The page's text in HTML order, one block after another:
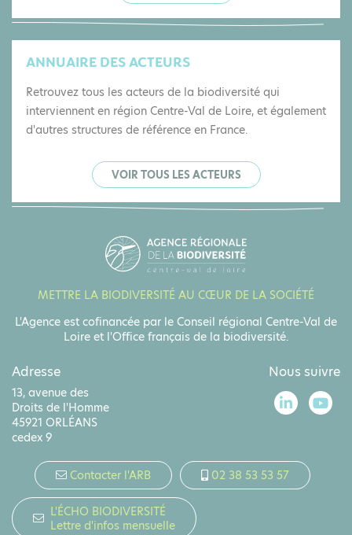
ANNUAIRE DES ACTEURS
Retrouvez tous les acteurs de la biodiversité qui
interviennent en région Centre-Val de Loire, et également
d'autres structures de référence en France.
VOIR TOUS LES ACTEURS
Adresse
13, avenue des
Droits de l'Homme
45921 ORLÉANS
cedex 9
Nous suivre
METTRE LA BIODIVERSITÉ AU CŒUR DE LA SOCIÉTÉ
L'Agence est cofinancée par le Conseil régional Centre-Val de
Loire et l'Office français de la biodiversité.
Contacter l'ARB 02 38 53 53 57
L'ÉCHO BIODIVERSITÉ
Lettre d'infos mensuelle